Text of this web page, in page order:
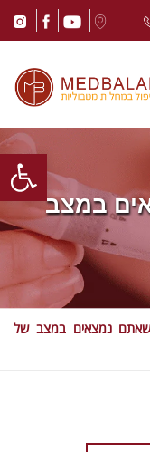
Open toolbar
במצב
שאתם נמצאים במצב של